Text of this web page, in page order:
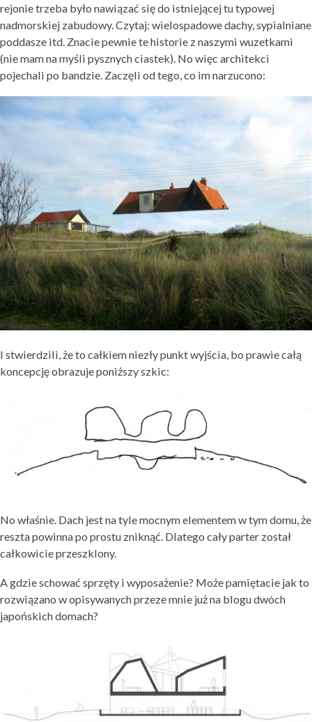
rejonie trzeba było nawiązać się do istniejącej tu typowej
nadmorskiej zabudowy. Czytaj: wielospadowe dachy, sypialniane
poddasze itd. Znacie pewnie te historie z naszymi wuzetkami
(nie mam na myśli pysznych ciastek). No więc architekci
pojechali po bandzie. Zaczęli od tego, co im narzucono:
I stwierdzili, że to całkiem niezły punkt wyjścia, bo prawie całą
koncepcję obrazuje poniższy szkic:
No właśnie. Dach jest na tyle mocnym elementem w tym domu, że
reszta powinna po prostu zniknąć. Dlatego cały parter został
całkowicie przeszklony.
A gdzie schować sprzęty i wyposażenie? Może pamiętacie jak to
rozwiązano w opisywanych przeze mnie już na blogu dwóch
japońskich domach?